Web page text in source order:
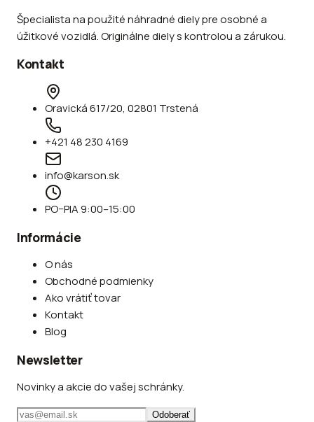
Špecialista na použité náhradné diely pre osobné a
úžitkové vozidlá. Originálne diely s kontrolou a zárukou.
Kontakt
Oravická 617/20, 02801 Trstená
+421 48 230 4169
info@karson.sk
PO–PIA 9:00–15:00
Informácie
O nás
Obchodné podmienky
Ako vrátiť tovar
Kontakt
Blog
Newsletter
Novinky a akcie do vašej schránky.
Odoberať